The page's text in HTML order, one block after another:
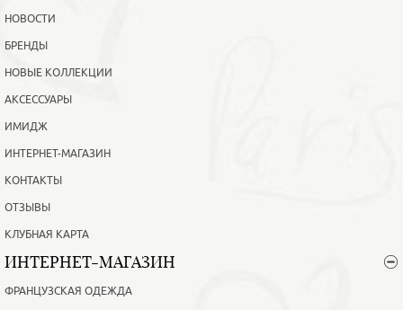
НОВОСТИ
БРЕНДЫ
НОВЫЕ КОЛЛЕКЦИИ
АКСЕССУАРЫ
ИМИДЖ
ИНТЕРНЕТ-МАГАЗИН
КОНТАКТЫ
ОТЗЫВЫ
КЛУБНАЯ КАРТА
ИНТЕРНЕТ-МАГАЗИН
ФРАНЦУЗСКАЯ ОДЕЖДА